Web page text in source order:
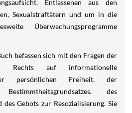
Entlassenen aus den
Sexualstraftätern und um in die
Überwachungsprogramme
befassen sich mit den Fragen der
Rechts auf informationelle
persönlichen Freiheit, der
des
des Gebots zur Resozialisierung. Sie